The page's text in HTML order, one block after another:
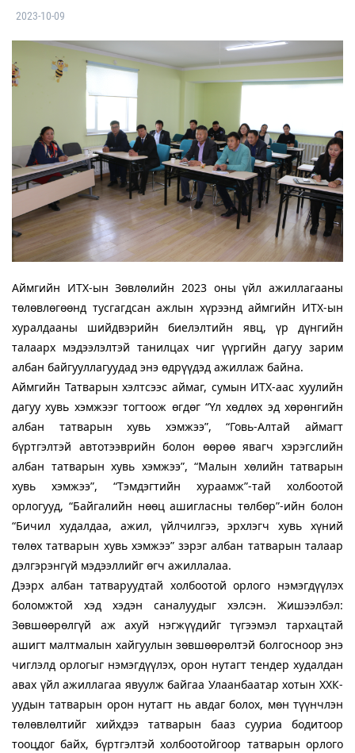
2023-10-09
Аймгийн ИТХ-ын Зөвлөлийн 2023 оны үйл ажиллагааны
төлөвлөгөөнд тусгагдсан ажлын хүрээнд аймгийн ИТХ-ын
хуралдааны шийдвэрийн биелэлтийн явц, үр дүнгийн
талаарх мэдээлэлтэй танилцах чиг үүргийн дагуу зарим
албан байгууллагуудад энэ өдрүүдэд ажиллаж байна.
Аймгийн Татварын хэлтсээс аймаг, сумын ИТХ-аас хуулийн
дагуу хувь хэмжээг тогтоож өгдөг “Үл хөдлөх эд хөрөнгийн
албан татварын хувь хэмжээ”, “Говь-Алтай аймагт
бүртгэлтэй автотээврийн болон өөрөө явагч хэрэгслийн
албан татварын хувь хэмжээ”, “Малын хөлийн татварын
хувь хэмжээ”, “Тэмдэгтийн хураамж”-тай холбоотой
орлогууд, “Байгалийн нөөц ашигласны төлбөр”-ийн болон
“Бичил худалдаа, ажил, үйлчилгээ, эрхлэгч хувь хүний
төлөх татварын хувь хэмжээ” зэрэг албан татварын талаар
дэлгэрэнгүй мэдээллийг өгч ажиллалаа.
Дээрх албан татваруудтай холбоотой орлого нэмэгдүүлэх
боломжтой хэд хэдэн саналуудыг хэлсэн. Жишээлбэл:
Зөвшөөрөлгүй аж ахуй нэгжүүдийг түгээмэл тархацтай
ашигт малтмалын хайгуулын зөвшөөрөлтэй болгосноор энэ
чиглэлд орлогыг нэмэгдүүлэх, орон нутагт тендер худалдан
авах үйл ажиллагаа явуулж байгаа Улаанбаатар хотын ХХК-
уудын татварын орон нутагт нь авдаг болох, мөн түүнчлэн
төлөвлөлтийг хийхдээ татварын бааз сууриа бодитоор
тооцдог байх, бүртгэлтэй холбоотойгоор татварын орлого